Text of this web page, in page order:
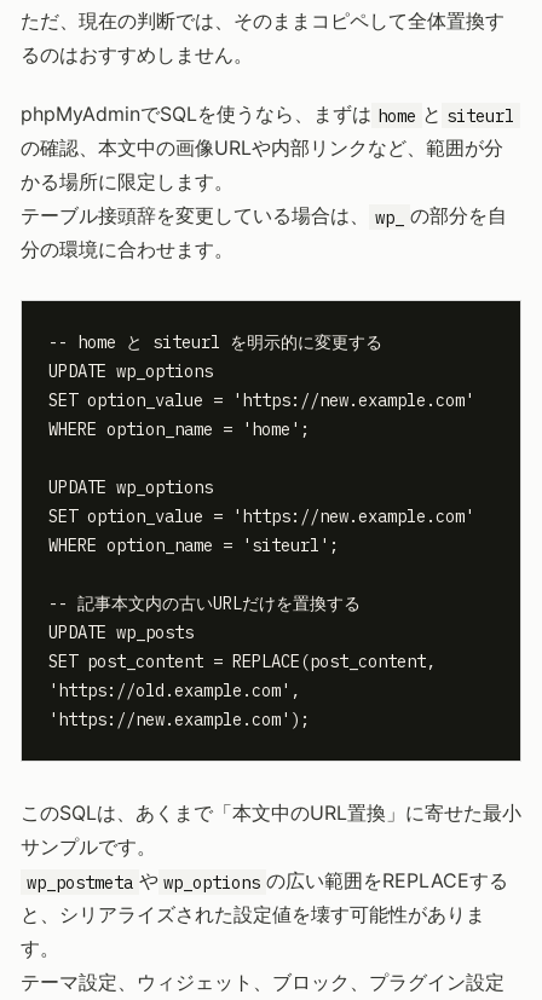
ただ、現在の判断では、そのままコピペして全体置換す
るのはおすすめしません。
phpMyAdminでSQLを使うなら、まずは home と siteurl
の確認、本文中の画像URLや内部リンクなど、範囲が分
かる場所に限定します。
テーブル接頭辞を変更している場合は、
wp_
の部分を自
分の環境に合わせます。
-- home と siteurl を明示的に変更する
UPDATE wp_options
SET option_value = 'https://new.example.com'
WHERE option_name = 'home';
UPDATE wp_options
SET option_value = 'https://new.example.com'
WHERE option_name = 'siteurl';
-- 記事本文内の古いURLだけを置換する
UPDATE wp_posts
SET post_content = REPLACE(post_content,
'https://old.example.com',
'https://new.example.com');
このSQLは、あくまで「本文中のURL置換」に寄せた最小
サンプルです。
wp_postmeta や wp_options の広い範囲をREPLACEする
と、シリアライズされた設定値を壊す可能性がありま
す。
テーマ設定、ウィジェット、ブロック、プラグイン設定